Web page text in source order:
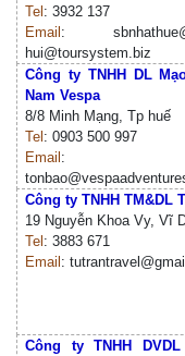
Tel : 3932 137
Email :
hui@toursystem.biz
Công ty TNHH DL
Nam Vespa
8/8 Minh Mạng, Tp huế
Tel : 0903 500 997
Email :
Công ty TNHH TM&DL
19 Nguyễn Khoa Vy, Vĩ
Tel : 3883 671
Email :
Công ty TNHH